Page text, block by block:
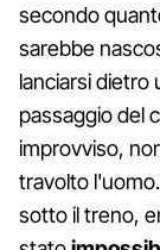
secondo
sarebbe
lanciarsi dietro
passaggio del
improvviso,
travolto
sotto il treno,